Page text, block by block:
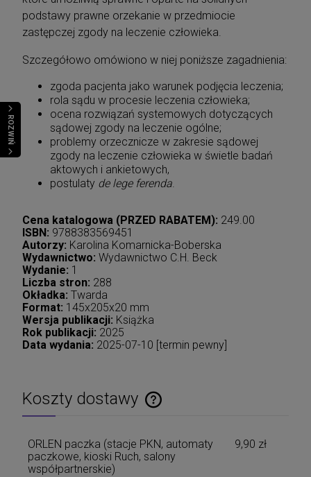
ROZWIŃ
podstawy prawne orzekanie w przedmiocie
zastępczej zgody na leczenie człowieka.
Szczegółowo omówiono w niej poniższe zagadnienia:
zgoda pacjenta jako warunek podjęcia leczenia;
rola sądu w procesie leczenia człowieka;
ocena rozwiązań systemowych dotyczących
sądowej zgody na leczenie ogólne;
problemy orzecznicze w zakresie sądowej
zgody na leczenie człowieka w świetle badań
aktowych i ankietowych,
postulaty de lege ferenda.
Cena katalogowa (PRZED RABATEM): 249.00
ISBN: 9788383569451
Autorzy: Karolina Komarnicka-Boberska
Wydawnictwo: Wydawnictwo C.H. Beck
Wydanie: 1
Liczba stron: 288
Okładka: Twarda
Format: 145x205x20 mm
Wersja publikacji: Książka
Rok publikacji: 2025
Data wydania: 2025-07-10 [termin pewny]
Koszty dostawy
Cena nie zawiera ewentualnych kosztów płatności
ORLEN paczka (stacje PKN, automaty
paczkowe, kioski Ruch, salony
współpartnerskie)
9,90 zł